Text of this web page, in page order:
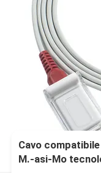
Cavo
M.-asi-Mo